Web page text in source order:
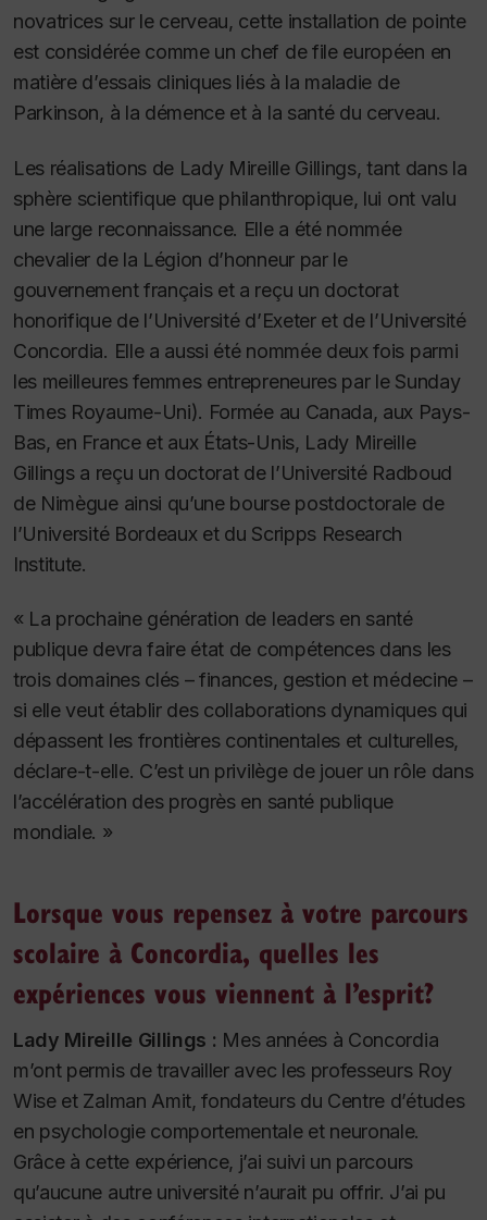
novatrices sur le cerveau, cette installation de pointe
est considérée comme un chef de file européen en
matière d’essais cliniques liés à la maladie de
Parkinson, à la démence et à la santé du cerveau.
Les réalisations de Lady Mireille Gillings, tant dans la
sphère scientifique que philanthropique, lui ont valu
une large reconnaissance. Elle a été nommée
chevalier de la Légion d’honneur par le
gouvernement français et a reçu un doctorat
honorifique de l’Université d’Exeter et de l’Université
Concordia. Elle a aussi été nommée deux fois parmi
les meilleures femmes entrepreneures par le Sunday
TimesRoyaume-Uni). Formée au Canada, aux Pays-
Bas, en France et aux États-Unis, Lady Mireille
Gillings a reçu un doctorat de l’Université Radboud
de Nimègue ainsi qu’une bourse postdoctorale de
l’Université Bordeaux et du Scripps Research
Institute.
« La prochaine génération de leaders en santé
publique devra faire état de compétences dans les
trois domaines clés – finances, gestion et médecine –
si elle veut établir des collaborations dynamiques qui
dépassent les frontières continentales et culturelles,
déclare-t-elle. C’est un privilège de jouer un rôle dans
l’accélération des progrès en santé publique
mondiale. »
Lorsque vous repensez à votre parcours
scolaire à Concordia, quelles les
expériences vous viennent à l’esprit?
Lady Mireille Gillings : Mes années à Concordia
m’ont permis de travailler avec les professeurs Roy
Wise et Zalman Amit, fondateurs du Centre d’études
en psychologie comportementale et neuronale.
Grâce à cette expérience, j’ai suivi un parcours
qu’aucune autre université n’aurait pu offrir. J’ai pu